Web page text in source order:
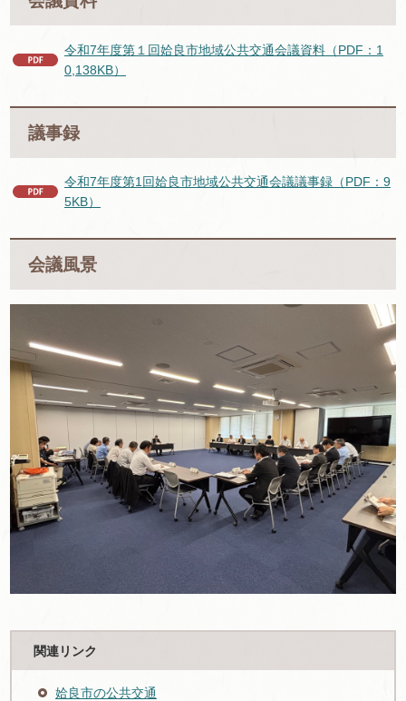
令和7年度第１回姶良市地域公共交通会議資料（PDF：1
0,138KB）
議事録
令和7年度第1回姶良市地域公共交通会議議事録（PDF：9
5KB）
会議風景
関連リンク
姶良市の公共交通